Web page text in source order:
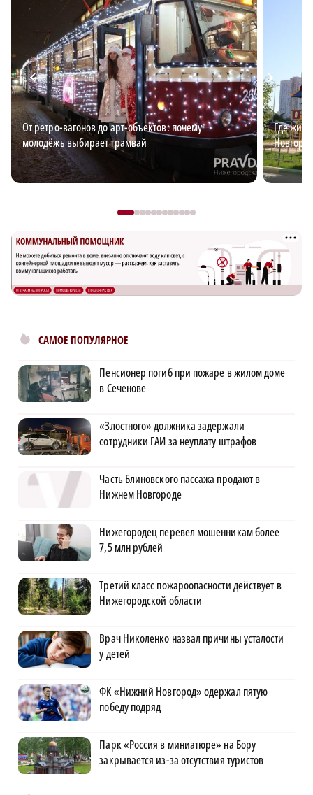
От ретро-вагонов до арт-объектов: почему
молодёжь выбирает трамвай
Где
САМОЕ ПОПУЛЯРНОЕ
Пенсионер погиб при пожаре в жилом доме
в Сеченове
«Злостного» должника задержали
сотрудники ГАИ за неуплату штрафов
Часть Блиновского пассажа продают в
Нижнем Новгороде
Нижегородец перевел мошенникам более
7,5 млн рублей
Третий класс пожароопасности действует в
Нижегородской области
Врач Николенко назвал причины усталости
у детей
ФК «Нижний Новгород» одержал пятую
победу подряд
Парк «Россия в миниатюре» на Бору
закрывается из-за отсутствия туристов